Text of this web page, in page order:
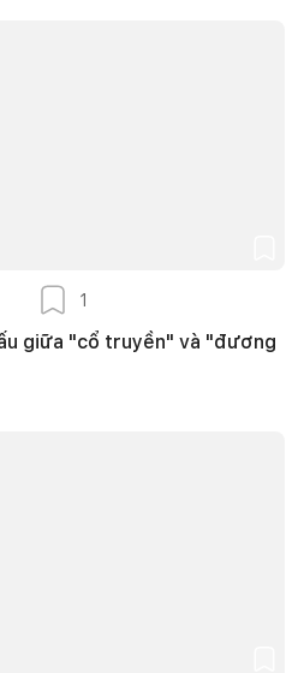
1
giữa "cổ truyền" và "đương